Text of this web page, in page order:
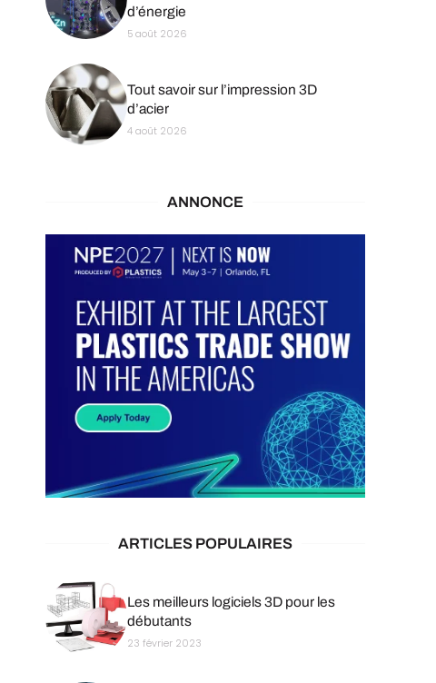
d’énergie
5 août 2026
Tout savoir sur l’impression 3D
d’acier
4 août 2026
ANNONCE
ARTICLES POPULAIRES
Les meilleurs logiciels 3D pour les
débutants
23 février 2023